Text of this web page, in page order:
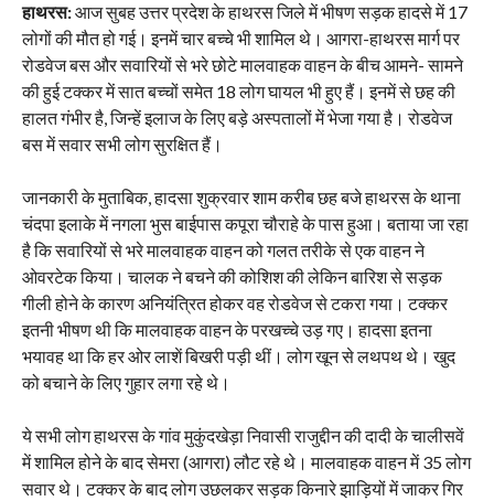
हाथरस:आज सुबह उत्तर प्रदेश के हाथरस जिले में भीषण सड़क हादसे में 17
लोगों की मौत हो गई। इनमें चार बच्चे भी शामिल थे। आगरा-हाथरस मार्ग पर
रोडवेज बस और सवारियों से भरे छोटे मालवाहक वाहन के बीच आमने- सामने
की हुई टक्कर में सात बच्चों समेत 18 लोग घायल भी हुए हैं। इनमें से छह की
हालत गंभीर है, जिन्हें इलाज के लिए बड़े अस्पतालों में भेजा गया है। रोडवेज
बस में सवार सभी लोग सुरक्षित हैं।
जानकारी के मुताबिक, हादसा शुक्रवार शाम करीब छह बजे हाथरस के थाना
चंदपा इलाके में नगला भुस बाईपास कपूरा चौराहे के पास हुआ। बताया जा रहा
है कि सवारियों से भरे मालवाहक वाहन को गलत तरीके से एक वाहन ने
ओवरटेक किया। चालक ने बचने की कोशिश की लेकिन बारिश से सड़क
गीली होने के कारण अनियंत्रित होकर वह रोडवेज से टकरा गया। टक्कर
इतनी भीषण थी कि मालवाहक वाहन के परखच्चे उड़ गए। हादसा इतना
भयावह था कि हर ओर लाशें बिखरी पड़ी थीं। लोग खून से लथपथ थे। खुद
को बचाने के लिए गुहार लगा रहे थे।
ये सभी लोग हाथरस के गांव मुकुंदखेड़ा निवासी राजुद्दीन की दादी के चालीसवें
में शामिल होने के बाद सेमरा (आगरा) लौट रहे थे। मालवाहक वाहन में 35 लोग
सवार थे। टक्कर के बाद लोग उछलकर सड़क किनारे झाड़ियों में जाकर गिर